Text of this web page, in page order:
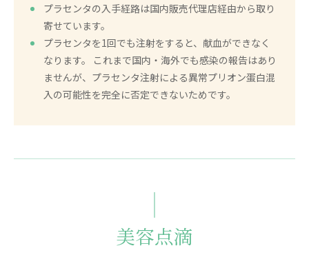
プラセンタの入手経路は国内販売代理店経由から取り
寄せています。
プラセンタを1回でも注射をすると、献血ができなく
なります。 これまで国内・海外でも感染の報告はあり
ませんが、プラセンタ注射による異常プリオン蛋白混
入の可能性を完全に否定できないためです。
美容点滴